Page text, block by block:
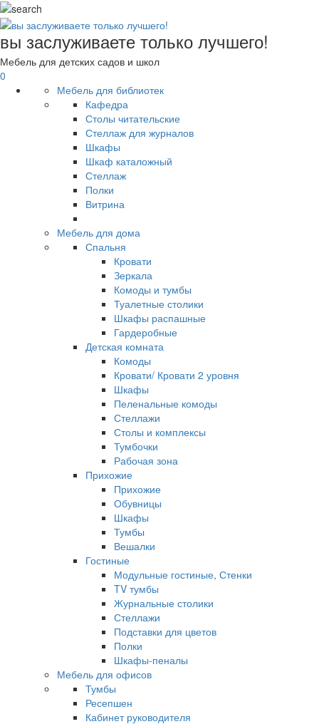
вы заслуживаете только лучшего!
Мебель для детских садов и школ
0
Мебель для библиотек
Кафедра
Столы читательские
Стеллаж для журналов
Шкафы
Шкаф каталожный
Стеллаж
Полки
Витрина
Мебель для дома
Спальня
Кровати
Зеркала
Комоды и тумбы
Туалетные столики
Шкафы распашные
Гардеробные
Детская комната
Комоды
Кровати/ Кровати 2 уровня
Шкафы
Пеленальные комоды
Стеллажи
Столы и комплексы
Тумбочки
Рабочая зона
Прихожие
Прихожие
Обувницы
Шкафы
Тумбы
Вешалки
Гостиные
Модульные гостиные, Стенки
TV тумбы
Журнальные столики
Стеллажи
Подставки для цветов
Полки
Шкафы-пеналы
Мебель для офисов
Тумбы
Ресепшен
Кабинет руководителя